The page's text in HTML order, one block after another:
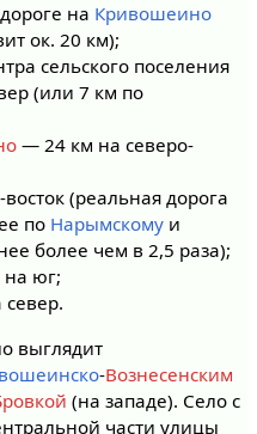
на Кривошеино
ок. 20 км);
сельского поселения
(или 7 км по
— 24 км на северо-
(реальная дорога
по Нарымскому и
более чем в 2,5 раза);
юг;
выглядит
-Вознесенским
(на западе). Село с
части улицы